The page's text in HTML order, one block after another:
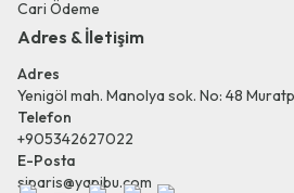
Cari Ödeme
Adres & İletişim
Adres
Yenigöl mah. Manolya sok. No: 48
Telefon
+905342627022
E-Posta
siparis@yapibu.com